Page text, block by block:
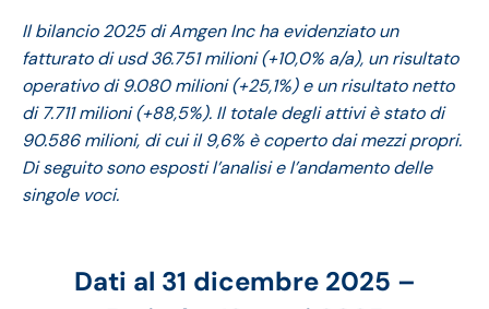
Il bilancio 2025 di Amgen Inc ha evidenziato un
fatturato di usd 36.751 milioni (+10,0% a/a), un risultato
operativo di 9.080 milioni (+25,1%) e un risultato netto
di 7.711 milioni (+88,5%). Il totale degli attivi è stato di
90.586 milioni, di cui il 9,6% è coperto dai mezzi propri.
Di seguito sono esposti l’analisi e l’andamento delle
singole voci.
Dati al 31 dicembre 2025 –